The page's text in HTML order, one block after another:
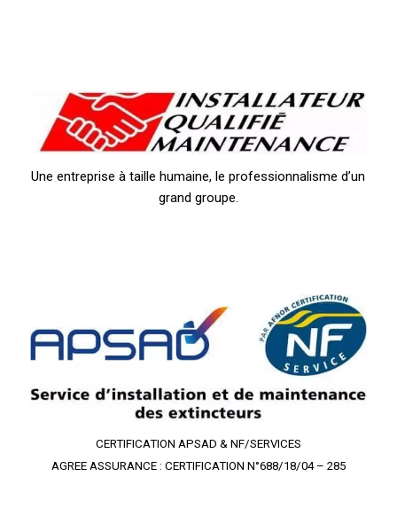
Une entreprise à taille humaine, le professionnalisme d’un
grand groupe.
CERTIFICATION APSAD & NF/SERVICES
AGREE ASSURANCE : CERTIFICATION N°688/18/04 – 285